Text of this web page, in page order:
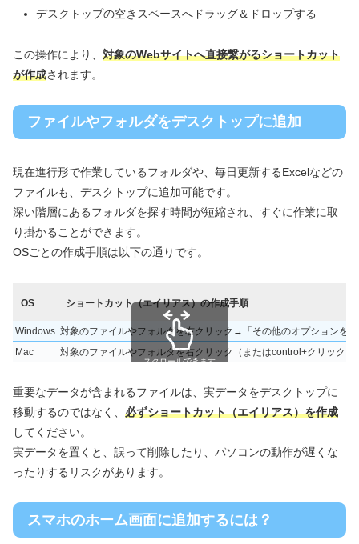
デスクトップの空きスペースへドラッグ＆ドロップする
この操作により、 対象のWebサイトへ直接繋がるショートカット
が作成されます。
ファイルやフォルダをデスクトップに追加
現在進行形で作業しているフォルダや、毎日更新するExcelなどの
ファイルも、デスクトップに追加可能です。
深い階層にあるフォルダを探す時間が短縮され、すぐに作業に取
り掛かることができます。
OSごとの作成手順は以下の通りです。
OS ショートカット（エイリアス）の作成手順
Windows 対象のファイルやフォルダを右クリック→「その他のオプション
Mac
対象のファイルやフォルダを右クリック（またはcontrol+クリック
スクロールできます
重要なデータが含まれるファイルは、実データをデスクトップに
移動するのではなく、 必ずショートカット（エイリアス）を作成
してください。
実データを置くと、誤って削除したり、パソコンの動作が遅くな
ったりするリスクがあります。
スマホのホーム画面に追加するには？